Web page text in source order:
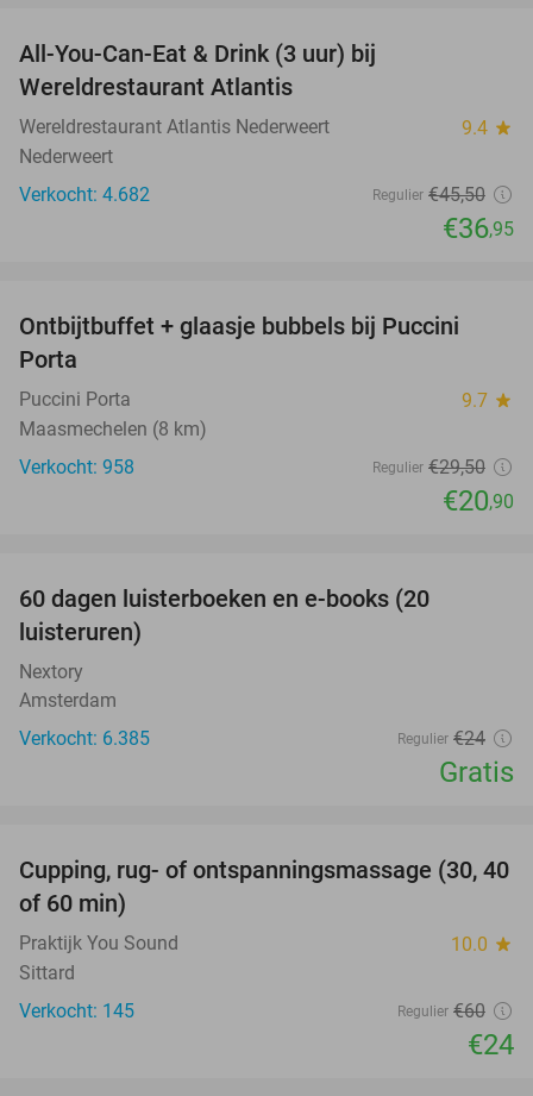
All-You-Can-Eat & Drink (3 uur) bij
Wereldrestaurant Atlantis
Wereldrestaurant Atlantis Nederweert 9.4 star
Nederweert
Verkocht: 4.682
Regulier €45,50
€36,95
Ontbijtbuffet + glaasje bubbels bij Puccini
Porta
Puccini Porta 9.7 star
Maasmechelen (8 km)
Verkocht: 958
Regulier €29,50
€20,90
60 dagen luisterboeken en e-books (20
luisteruren)
Nextory
Amsterdam
Verkocht: 6.385
Regulier €24
Gratis
60%
Cupping, rug- of ontspanningsmassage (30, 40
of 60 min)
Praktijk You Sound 10.0 star
Sittard
Verkocht: 145
Regulier €60
€24